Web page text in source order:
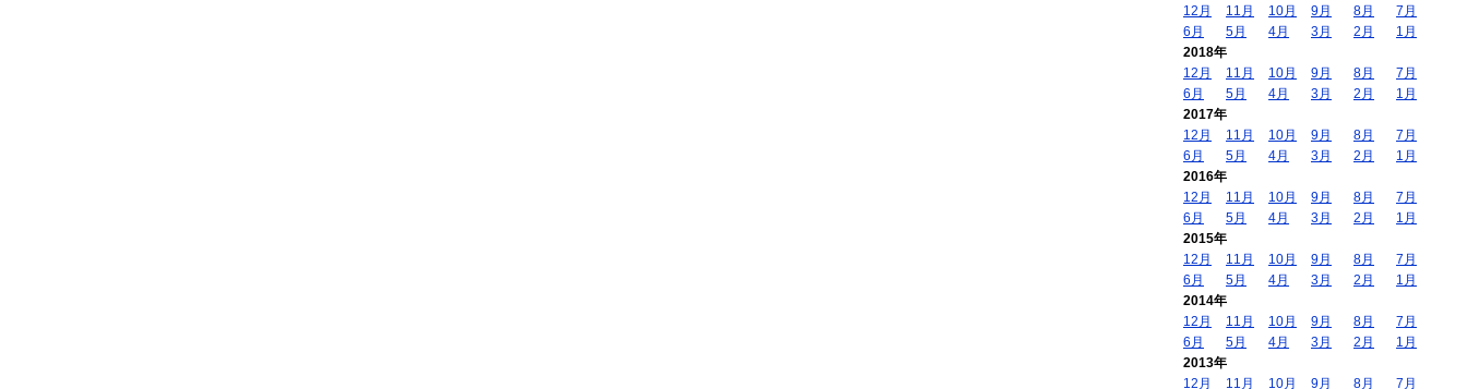
12月
11月 10月 9月 8月
7月
6月
5月 4月 3月 2月
1月
2018年
12月
11月 10月 9月 8月
7月
6月
5月 4月 3月 2月
1月
2017年
12月
11月 10月 9月 8月
7月
6月
5月 4月 3月 2月
1月
2016年
12月
11月 10月 9月 8月
7月
6月
5月 4月 3月 2月
1月
2015年
12月
11月 10月 9月 8月
7月
6月
5月 4月 3月 2月
1月
2014年
12月
11月 10月 9月 8月
7月
6月
5月 4月 3月 2月
1月
2013年
12月
11月 10月 9月 8月 7月